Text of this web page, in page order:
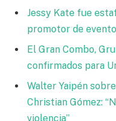
Jessy Kate fue
promotor de
El Gran Combo,
confirmados para
Walter Yaipén
Christian Gómez:
violencia”